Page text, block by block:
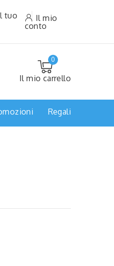
tuo
Il mio
conto
0
Il mio carrello
Regali